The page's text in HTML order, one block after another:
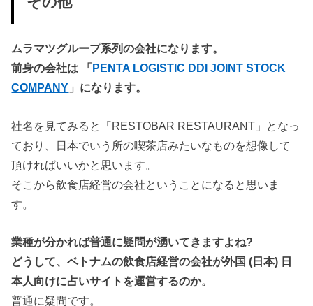
ムラマツグループ系列の会社になります。
前身の会社は 「 PENTA LOGISTIC DDI JOINT STOCK
COMPANY 」になります。
社名を見てみると「RESTOBAR RESTAURANT」となっ
ており、日本でいう所の喫茶店みたいなものを想像して
頂ければいいかと思います。
そこから飲食店経営の会社ということになると思いま
す。
業種が分かれば普通に疑問が湧いてきますよね?
どうして、ベトナムの飲食店経営の会社が外国 (日本) 日
本人向けに占いサイトを運営するのか。
普通に疑問です。